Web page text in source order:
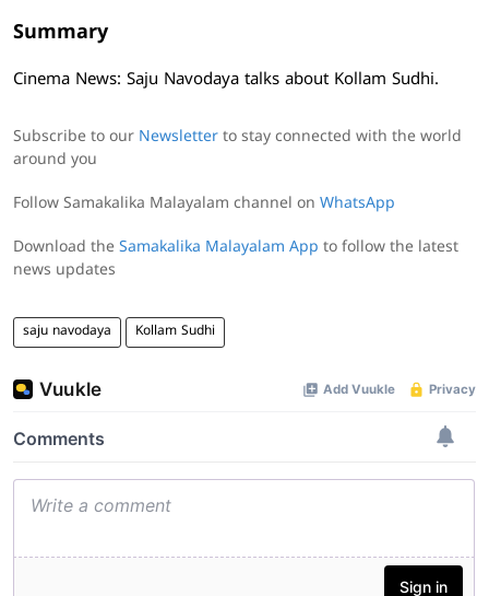
Summary
Cinema News: Saju Navodaya talks about Kollam Sudhi.
Subscribe to our Newsletter to stay connected with the world
around you
Follow Samakalika Malayalam channel on WhatsApp
Download the Samakalika Malayalam App to follow the latest
news updates
saju navodaya Kollam Sudhi